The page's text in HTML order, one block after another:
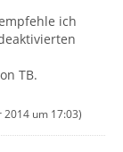
ich
TB.
2014 um 17:03)